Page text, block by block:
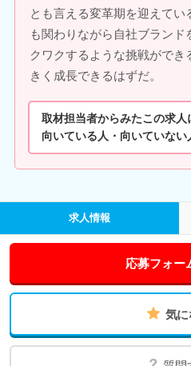
とも言える変革期を迎えてい
も関わりながら自社ブラン
クワクするような挑戦がで
きく成長できるはずだ。
取材担当者からみたこの求人
向いている人・向いていない
求人情報
応募フォー
気に